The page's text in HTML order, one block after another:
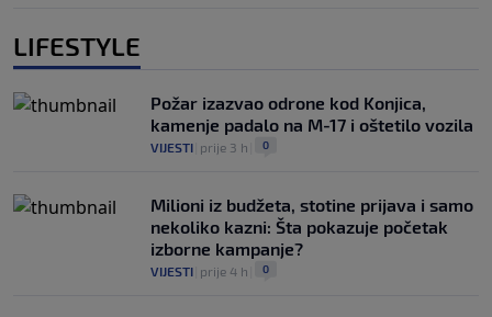
LIFESTYLE
Požar izazvao odrone kod Konjica,
kamenje padalo na M-17 i oštetilo vozila
VIJESTI prije 3 h 0
Milioni iz budžeta, stotine prijava i samo
nekoliko kazni: Šta pokazuje početak
izborne kampanje?
VIJESTI prije 4 h 0